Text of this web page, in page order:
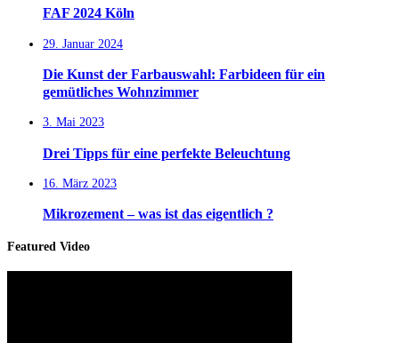
FAF 2024 Köln
29. Januar 2024
Die Kunst der Farbauswahl: Farbideen für ein
gemütliches Wohnzimmer
3. Mai 2023
Drei Tipps für eine perfekte Beleuchtung
16. März 2023
Mikrozement – was ist das eigentlich ?
Featured Video